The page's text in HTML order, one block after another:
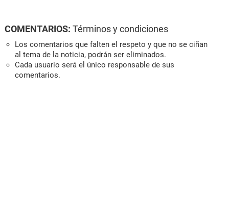
COMENTARIOS: Términos y condiciones
Los comentarios que falten el respeto y que no se ciñan
al tema de la noticia, podrán ser eliminados.
Cada usuario será el único responsable de sus
comentarios.